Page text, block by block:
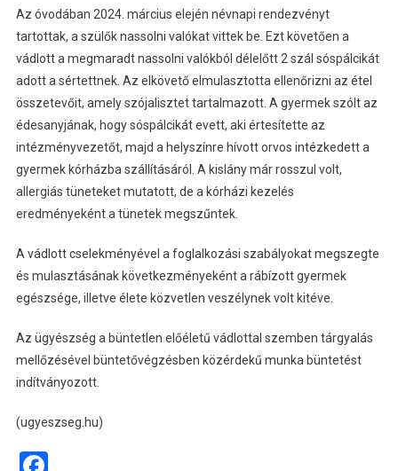
Az óvodában 2024. március elején névnapi rendezvényt
tartottak, a szülők nassolni valókat vittek be. Ezt követően a
vádlott a megmaradt nassolni valókból délelőtt 2 szál sóspálcikát
adott a sértettnek. Az elkövető elmulasztotta ellenőrizni az étel
összetevőit, amely szójalisztet tartalmazott. A gyermek szólt az
édesanyjának, hogy sóspálcikát evett, aki értesítette az
intézményvezetőt, majd a helyszínre hívott orvos intézkedett a
gyermek kórházba szállításáról. A kislány már rosszul volt,
allergiás tüneteket mutatott, de a kórházi kezelés
eredményeként a tünetek megszűntek.
A vádlott cselekményével a foglalkozási szabályokat megszegte
és mulasztásának következményeként a rábízott gyermek
egészsége, illetve élete közvetlen veszélynek volt kitéve.
Az ügyészség a büntetlen előéletű vádlottal szemben tárgyalás
mellőzésével büntetővégzésben közérdekű munka büntetést
indítványozott.
(ugyeszseg.hu)